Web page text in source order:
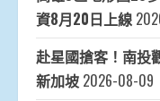
資8月20日上線
赴星國搶客！南投
新加坡 2026-08-09